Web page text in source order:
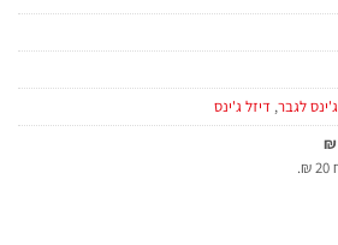
ג'ינס לגבר, דיזל ג'ינס